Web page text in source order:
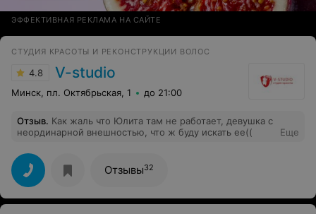
ЭФФЕКТИВНАЯ РЕКЛАМА НА САЙТЕ
СТУДИЯ КРАСОТЫ И РЕКОНСТРУКЦИИ ВОЛОС
4.8 V-studio
Минск, пл. Октябрьская, 1 до 21:00
Отзыв. Как жаль что Юлита там не работает, девушка с
неординарной внешностью, что ж буду искать ее((
Еще
Отзывы32